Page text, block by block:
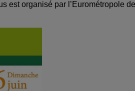
est organisé par l’Eurométropole de